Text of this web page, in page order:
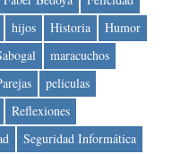
hijos Historia
Humor
maracuchos
peliculas
Reflexiones
Seguridad Informática